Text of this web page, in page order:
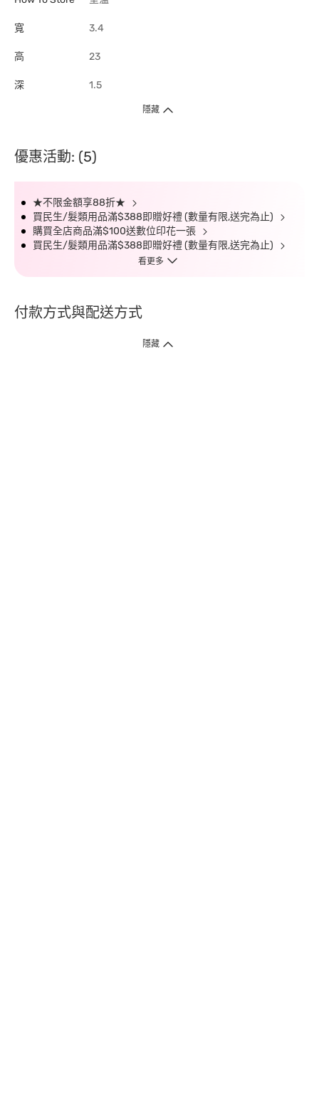
寬 3.4
高 23
深 1.5
隱藏
優惠活動: (5)
★不限金額享88折★
買民生/髮類用品滿$388即贈好禮 (數量有限,送完為止)
購買全店商品滿$100送數位印花一張
買民生/髮類用品滿$388即贈好禮 (數量有限,送完為止)
看更多
付款方式與配送方式
隱藏